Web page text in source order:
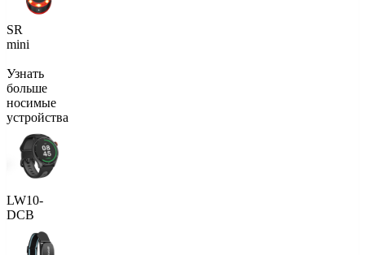
SR
mini
Узнать
больше
носимые
устройства
LW10-
DCB